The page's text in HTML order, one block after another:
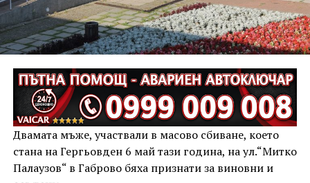
Двамата мъже, участвали в масово сбиване, което
стана на Гергьовден 6 май тази година, на ул.“Митко
Палаузов“ в Габрово бяха признати за виновни и